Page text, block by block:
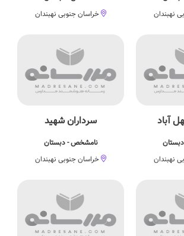
نهبندان
خراسان جنوبی نهبندان
آباد
نهبندان
سرداران شهید
نامشخص - دبستان
خراسان جنوبی نهبندان